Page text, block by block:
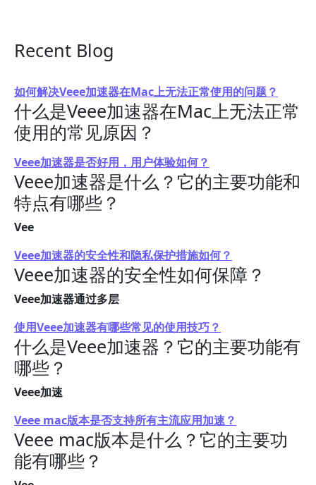
Recent Blog
如何解决Veee加速器在Mac上无法正常使用的问题？
什么是Veee加速器在Mac上无法正常
使用的常见原因？
Veee加速器是否好用，用户体验如何？
Veee加速器是什么？它的主要功能和
特点有哪些？
Vee
Veee加速器的安全性和隐私保护措施如何？
Veee加速器的安全性如何保障？
Veee加速器通过多层
使用Veee加速器有哪些常见的使用技巧？
什么是Veee加速器？它的主要功能有
哪些？
Veee加速
Veee mac版本是否支持所有主流应用加速？
Veee mac版本是什么？它的主要功
能有哪些？